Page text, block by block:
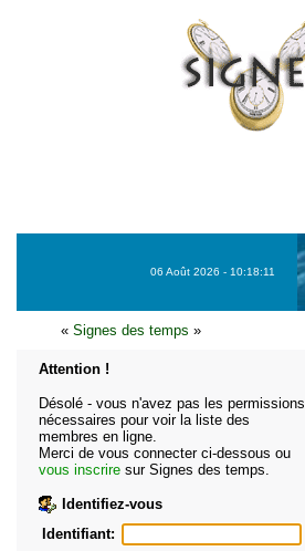
06 Août 2026 - 10:18:11
« Signes des temps »
Attention !
Désolé - vous n'avez pas les permissions
nécessaires pour voir la liste des
membres en ligne.
Merci de vous connecter ci-dessous ou
vous inscrire sur Signes des temps.
Identifiez-vous
Identifiant: